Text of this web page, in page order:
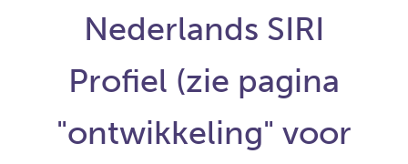
Nederlands SIRI
Profiel (zie pagina
"ontwikkeling" voor